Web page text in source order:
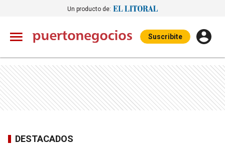
Un producto de:
Suscribite
DESTACADOS